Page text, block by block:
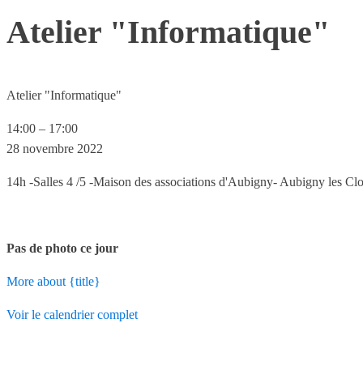
Atelier "Informatique"
Atelier "Informatique"
14:00 – 17:00
28 novembre 2022
14h -Salles 4 /5 -Maison des associations d'Aubigny- Aubigny les
Pas de photo ce jour
More about {title}
Voir le calendrier complet